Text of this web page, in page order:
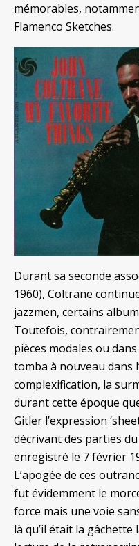
mémorables,
Flamenco Sketches.
Durant sa seconde
1960), Coltrane
jazzmen, certains
Toutefois,
pièces modales ou
tomba à nouveau dans
complexification, la
durant cette époque
Gitler l’expression
décrivant des parties
enregistré le 7 février
L’apogée de ces
fut évidemment le
force mais une voie
là qu’il était la gâchette